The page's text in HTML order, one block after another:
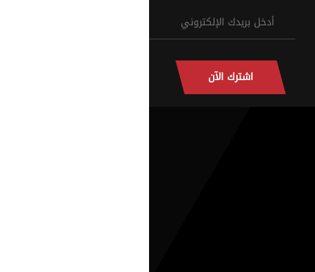
اشترك الآن